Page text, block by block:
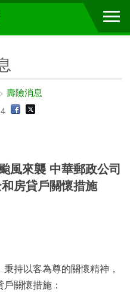
>壽險消息
風來襲 中華郵政公司
房貸戶關懷措施
持以客為尊的關懷精神，
關懷措施：